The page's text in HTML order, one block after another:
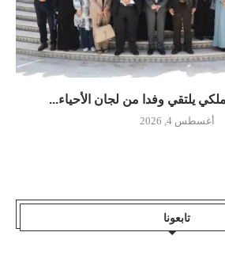
يلتقي وفدا من لجان الأحياء...
أغسطس 4, 2026
تابعونا